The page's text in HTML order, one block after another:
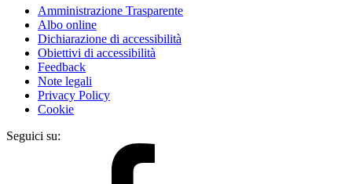
Amministrazione Trasparente
Albo online
Dichiarazione di accessibilità
Obiettivi di accessibilità
Feedback
Note legali
Privacy Policy
Cookie
Seguici su: